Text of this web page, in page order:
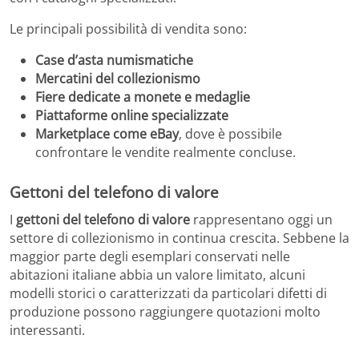
Le principali possibilità di vendita sono:
Case d’asta numismatiche
Mercatini del collezionismo
Fiere dedicate a monete e medaglie
Piattaforme online specializzate
Marketplace come eBay, dove è possibile
confrontare le vendite realmente concluse.
Gettoni del telefono di valore
I gettoni del telefono di valore rappresentano oggi un
settore di collezionismo in continua crescita. Sebbene la
maggior parte degli esemplari conservati nelle
abitazioni italiane abbia un valore limitato, alcuni
modelli storici o caratterizzati da particolari difetti di
produzione possono raggiungere quotazioni molto
interessanti.